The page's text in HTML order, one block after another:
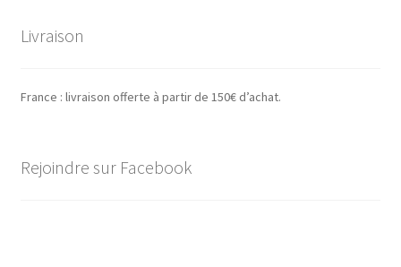
Livraison
France : livraison offerte à partir de 150€ d’achat.
Rejoindre sur Facebook